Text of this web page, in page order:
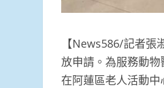
【News586/記者
放申請。為服務動
在阿蓮區老人活動